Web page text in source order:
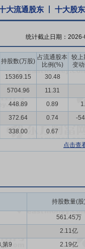
大流通股东 十大股东
统计截止日期：
持股数(万股)
占流通股本
比例(%)
较上
变
15369.15
30.48
5704.96
11.31
448.89 0.89
372.64 0.74
-
338.00
0.67
点击查
持股数量(股
561.45万
2.11亿
第9 2.19亿